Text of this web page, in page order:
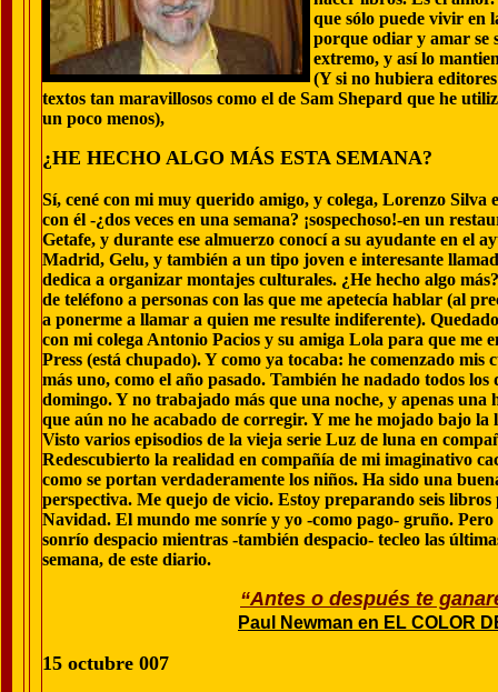
que sólo puede vivir en
porque odiar y amar se
extremo, y así lo
(Y si no hubiera
textos tan maravillosos como el de Sam Shepard que he
un poco menos),
¿HE HECHO ALGO MÁS ESTA SEMANA?
Sí, cené con mi muy querido amigo, y colega, Lorenzo
con él -¿dos veces en una semana? ¡sospechoso!-en un
Getafe, y durante ese almuerzo conocí a su ayudante en el
Madrid, Gelu, y también a un tipo joven e interesante
dedica a organizar montajes culturales. ¿He hecho algo
de teléfono a personas con las que me apetecía hablar (al
a ponerme a llamar a quien me resulte indiferente).
con mi colega Antonio Pacios y su amiga Lola para que me
Press (está chupado). Y como ya tocaba: he comenzado mis
más uno, como el año pasado. También he nadado todos
domingo. Y no trabajado más que una noche, y apenas una
que aún no he acabado de corregir. Y me he mojado bajo la
Visto varios episodios de la vieja serie Luz de luna en
Redescubierto la realidad en compañía de mi imaginativo
como se portan verdaderamente los niños. Ha sido una
perspectiva. Me quejo de vicio. Estoy preparando seis libros
Navidad. El mundo me sonríe y yo -como pago- gruño.
sonrío despacio mientras -también despacio- tecleo las
semana, de este diario.
“Antes o después te
Paul Newman en EL COLOR
15 octubre 007